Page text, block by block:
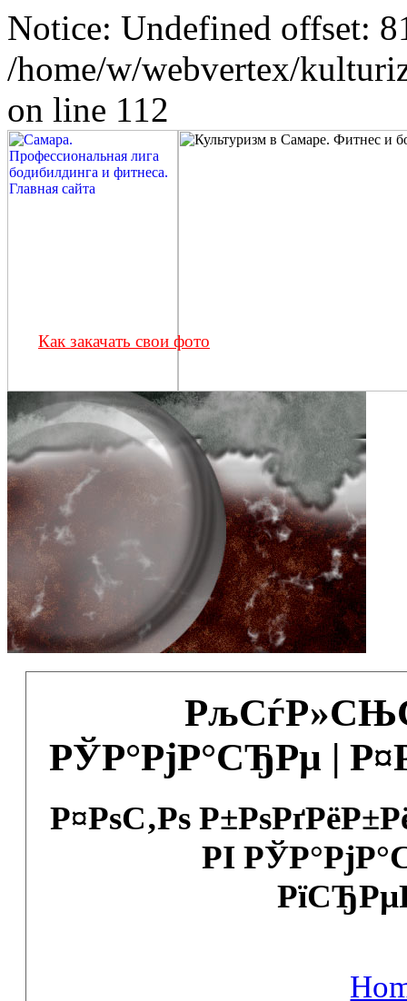
Notice: Undefined offset:
/home/w/webvertex/
on line 112
РЎР°РјР°СЂРµ |
Р¤РѕС‚Рѕ
РІ
Как закачать свои фото